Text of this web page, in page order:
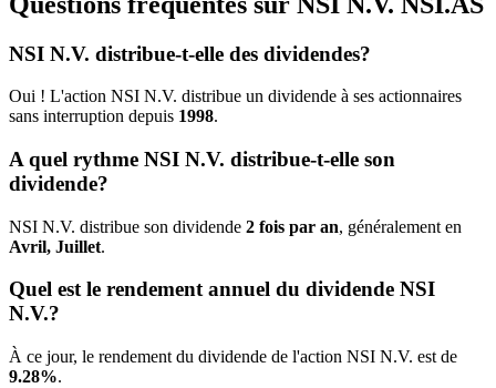
NSI N.V. distribue-t-elle des dividendes?
Oui ! L'action NSI N.V. distribue un dividende à ses actionnaires
sans interruption depuis 1998.
A quel rythme NSI N.V. distribue-t-elle son
dividende?
NSI N.V. distribue son dividende 2 fois par an, généralement en
Avril, Juillet.
Quel est le rendement annuel du dividende NSI
N.V.?
À ce jour, le rendement du dividende de l'action NSI N.V. est de
9.28%.